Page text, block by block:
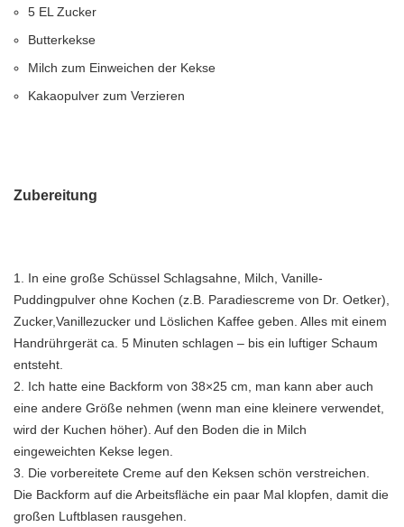
5 EL Zucker
Butterkekse
Milch zum Einweichen der Kekse
Kakaopulver zum Verzieren
Zubereitung
1. In eine große Schüssel Schlagsahne, Milch, Vanille-
Puddingpulver ohne Kochen (z.B. Paradiescreme von Dr. Oetker),
Zucker,Vanillezucker und Löslichen Kaffee geben. Alles mit einem
Handrührgerät ca. 5 Minuten schlagen – bis ein luftiger Schaum
entsteht.
2. Ich hatte eine Backform von 38×25 cm, man kann aber auch
eine andere Größe nehmen (wenn man eine kleinere verwendet,
wird der Kuchen höher). Auf den Boden die in Milch
eingeweichten Kekse legen.
3. Die vorbereitete Creme auf den Keksen schön verstreichen.
Die Backform auf die Arbeitsfläche ein paar Mal klopfen, damit die
großen Luftblasen rausgehen.